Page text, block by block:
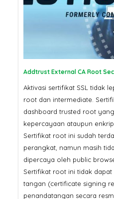
Addtrust External CA Root
Aktivasi sertifikat SSL tidak
root dan intermediate.
dashboard trusted root
kepercayaan ataupun
Sertifikat root ini sudah
perangkat, namun masih
dipercaya oleh public
Sertifikat root ini tidak
tangan (certificate signing
penandatangan secara